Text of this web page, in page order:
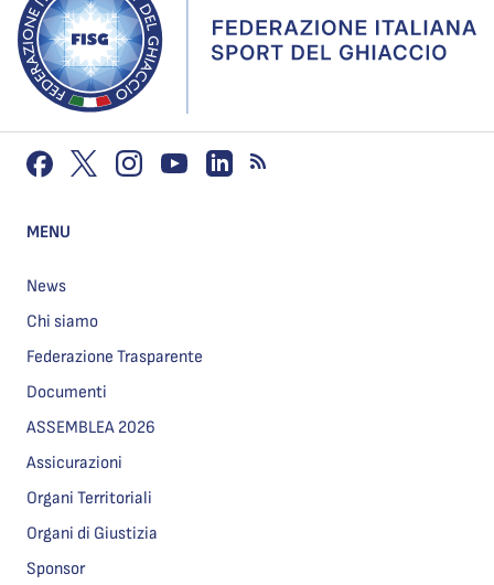
MENU
News
Chi siamo
Federazione Trasparente
Documenti
ASSEMBLEA 2026
Assicurazioni
Organi Territoriali
Organi di Giustizia
Sponsor